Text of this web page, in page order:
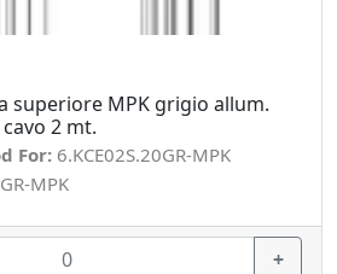
superiore MPK grigio allum.
cavo 2 mt.
For: 6.KCE02S.20GR-MPK
MPK
+